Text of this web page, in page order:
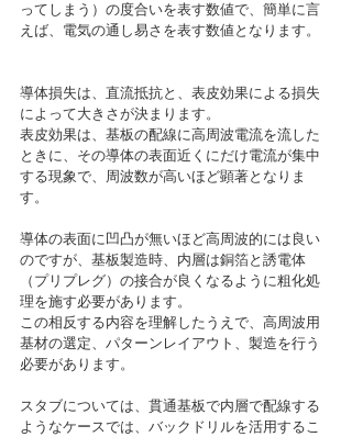
ってしまう）の度合いを表す数値で、簡単に言
えば、電気の通し易さを表す数値となります。
導体損失は、直流抵抗と、表皮効果による損失
によって大きさが決まります。
表皮効果は、基板の配線に高周波電流を流した
ときに、その導体の表面近くにだけ電流が集中
する現象で、周波数が高いほど顕著となりま
す。
導体の表面に凹凸が無いほど高周波的には良い
のですが、基板製造時、内層は銅箔と誘電体
（プリプレグ）の接合が良くなるように粗化処
理を施す必要があります。
この相反する内容を理解したうえで、高周波用
基材の選定、パターンレイアウト、製造を行う
必要があります。
スタブについては、貫通基板で内層で配線する
ようなケースでは、バックドリルを活用するこ